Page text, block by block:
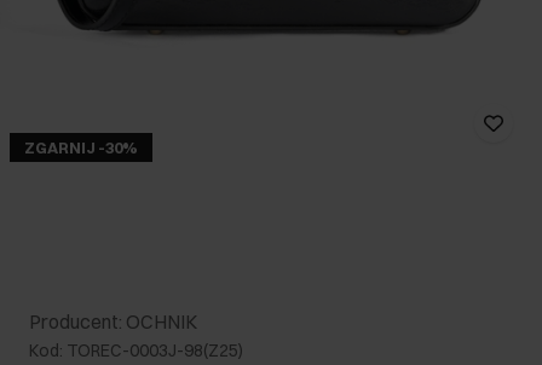
ZGARNIJ -30%
Producent: OCHNIK
Kod: TOREC-0003J-98(Z25)